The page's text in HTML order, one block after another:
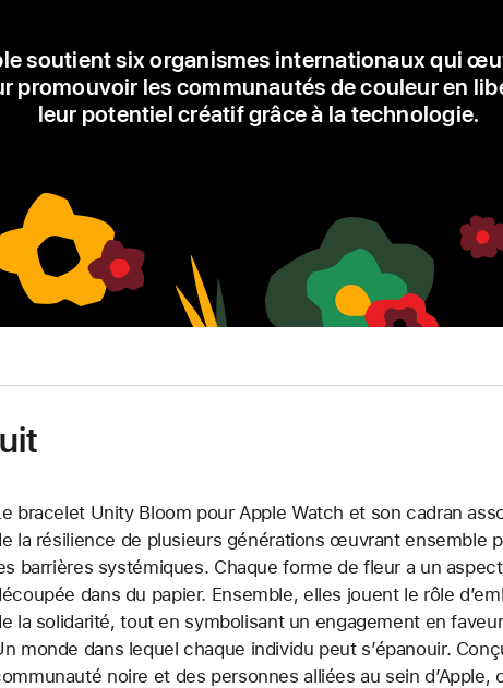
au
centre
du
cadran
l’extérieur
pour
recouvrir
et
des
minutes
blanches.
soutient six organismes internationaux qui
promouvoir les communautés de couleur en
leur potentiel créatif grâce à la technologie.
bracelet Unity Bloom pour Apple Watch et son cadran
la résilience de plusieurs générations œuvrant ensemble
barrières systémiques. Chaque forme de fleur a un
dans du papier. Ensemble, elles jouent le rôle
la solidarité, tout en symbolisant un engagement en
monde dans lequel chaque individu peut s’épanouir.
noire et des personnes alliées au sein d’Apple,